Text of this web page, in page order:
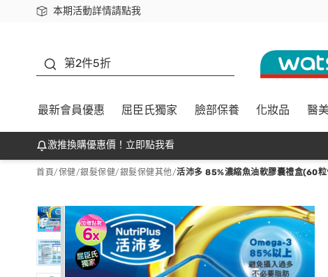
本期活動詳情請點我
下載app最高回饋$350
第2件5折
最新會員優惠 屈臣氏獨家 臉部保養 化妝品 醫
激推換購優惠價！立即點我看
首頁/保健/銀髮保健/銀髮保健其他/活沛多 85%濃縮魚油軟膠囊禮盒(60